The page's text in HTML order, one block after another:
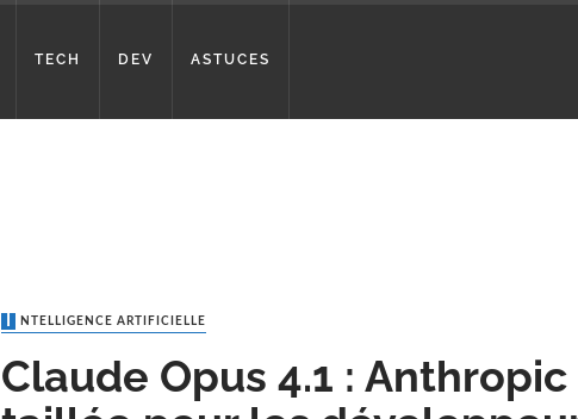
TECH DEV ASTUCES
INTELLIGENCE ARTIFICIELLE
Claude Opus 4.1 :